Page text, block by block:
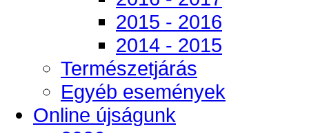
2015 - 2016
2014 - 2015
Természetjárás
Egyéb események
Online újságunk